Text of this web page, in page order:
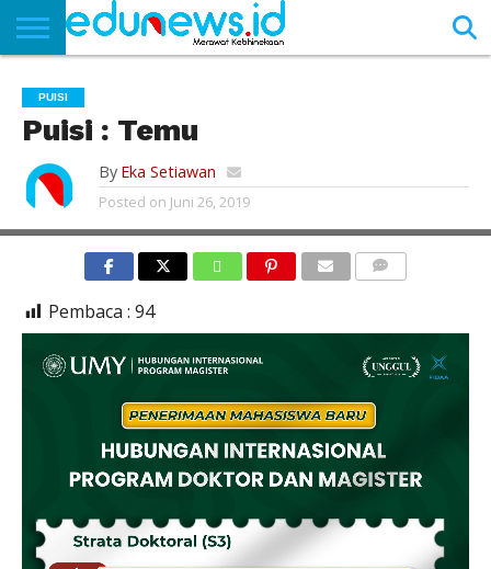
NEWS
EDUNEWS
LITERASI
PUSTAKA
SOSOK
TEKNO
KHASANAH
SASTRA
PUISI
Puisi : Temu
By Eka Setiawan
Posted on Juni 26, 2019
Pembaca : 94